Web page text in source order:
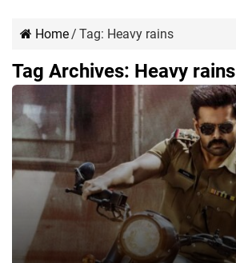
Home/ Tag: Heavy rains
Tag Archives: Heavy rains